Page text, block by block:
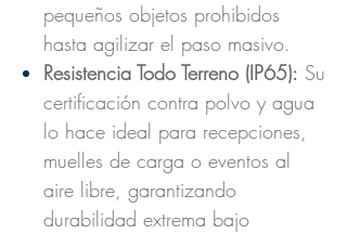
pequeños objetos prohibidos
hasta agilizar el paso masivo.
Resistencia Todo Terreno (IP65): Su
certificación contra polvo y agua
lo hace ideal para recepciones,
muelles de carga o eventos al
aire libre, garantizando
durabilidad extrema bajo